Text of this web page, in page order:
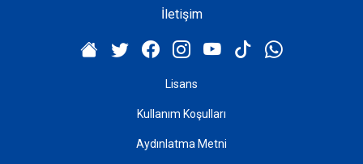
İletişim
Lisans
Kullanım Koşulları
Aydınlatma Metni